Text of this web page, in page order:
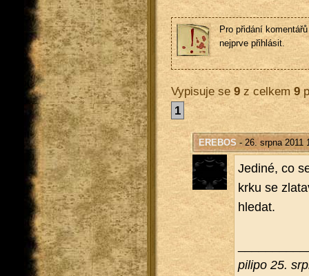
Pro přidání
nejprve přihlásit.
Vypisuje se 9z celkem 9
1
EREBOS - 26. srpna 2011
Je­di­né, co
krku se
hle­dat.
pi­li­po 25.